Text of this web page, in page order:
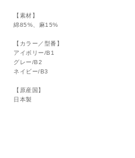
【素材】
綿85%、麻15%
【カラー／型番】
アイボリー/B1
グレー/B2
ネイビー/B3
【原産国】
日本製